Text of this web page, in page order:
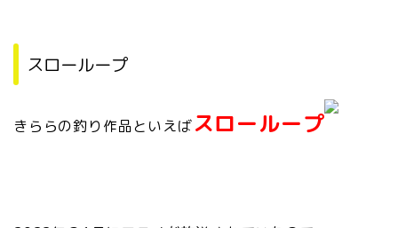
スローループ
きららの釣り作品といえばスローループ